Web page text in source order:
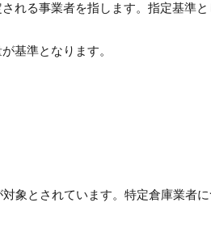
れる事業者を指します。 指定基準
基準となります。
象とされています。特定倉庫業者